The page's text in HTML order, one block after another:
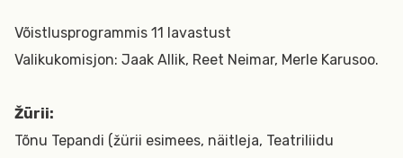
Võistlusprogrammis 11 lavastust
Valikukomisjon: Jaak Allik, Reet Neimar, Merle Karusoo.
Žürii:
Tõnu Tepandi (žürii esimees, näitleja, Teatriliidu